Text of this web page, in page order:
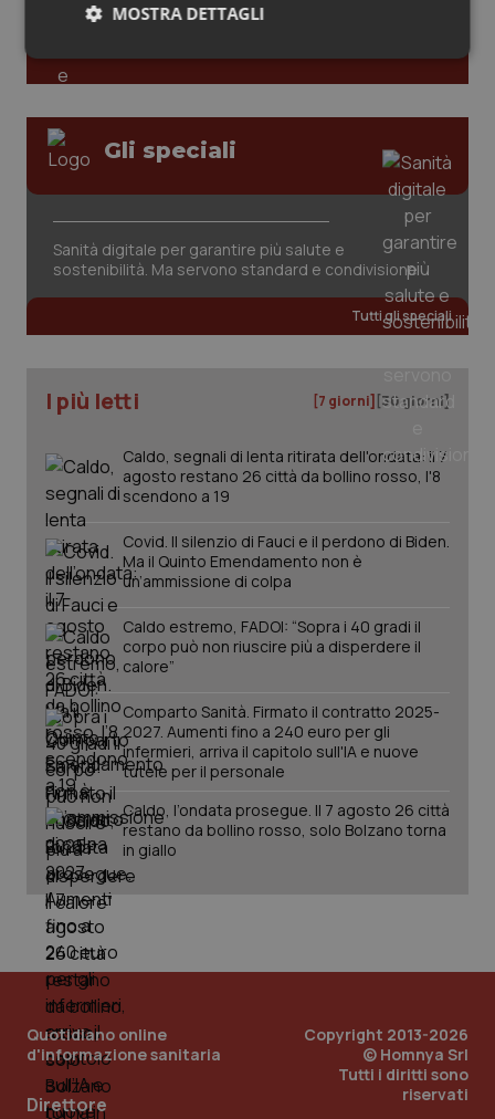
Toscana
Umbria
Valle D’Aosta
Veneto
Obesità
Oftalmologia
Oncodermatologia
Oncoematologia
Oncologia & Nutrizione
Psoriasi & pelle
Quotidiano Chirurgia
Quotidiano Oncologia
Quotidiano Pediatria
Rene & patologie urogenitali
Salute orale & impianti
Sangue & coagulazione
Tiroide
Tumore al seno
Tumore ovarico
Tumori del Polmone & Testa Collo
Tumori gastrointestinali
Ulcera & Reflusso
Vaccini
Gli speciali
Sanità digitale per garantire più salute e
sostenibilità. Ma servono standard e condivisione
Tutti gli speciali
I più letti [7 giorni] [30 giorni]
Caldo, segnali di lenta ritirata dell'ondata: il 7
agosto restano 26 città da bollino rosso, l'8
scendono a 19
Covid. Il silenzio di Fauci e il perdono di Biden.
Ma il Quinto Emendamento non è
un’ammissione di colpa
Caldo estremo, FADOI: “Sopra i 40 gradi il
corpo può non riuscire più a disperdere il
calore”
Comparto Sanità. Firmato il contratto 2025-
2027. Aumenti fino a 240 euro per gli
infermieri, arriva il capitolo sull'IA e nuove
tutele per il personale
Caldo, l’ondata prosegue. Il 7 agosto 26 città
restano da bollino rosso, solo Bolzano torna
in giallo
Quotidiano online
d'informazione sanitaria
Direttore
Copyright 2013-2026
© Homnya Srl
Tutti i diritti sono
riservati
MOSTRA DETTAGLI
Necessari Statistici Marketing
I cookie necessari contribuiscono a rendere fruibile il
sito web abilitandone funzionalità di base quali la
protette del sito. Il sito web non è in grado di
VISITOR_PRIVACY_METADATA
YouTube
.youtube.com
CookieScriptConsent
CookieScript
tracking-sites-ironfish-
tracking-enable
www.quotidianosanita.it
2